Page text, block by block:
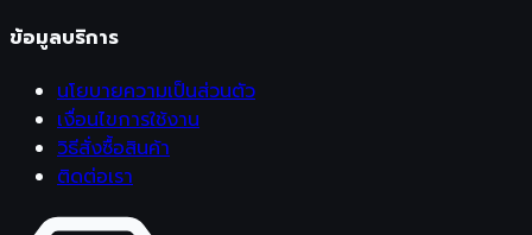
ข้อมูลบริการ
นโยบายความเป็นส่วนตัว
เงื่อนไขการใช้งาน
วิธีสั่งซื้อสินค้า
ติดต่อเรา